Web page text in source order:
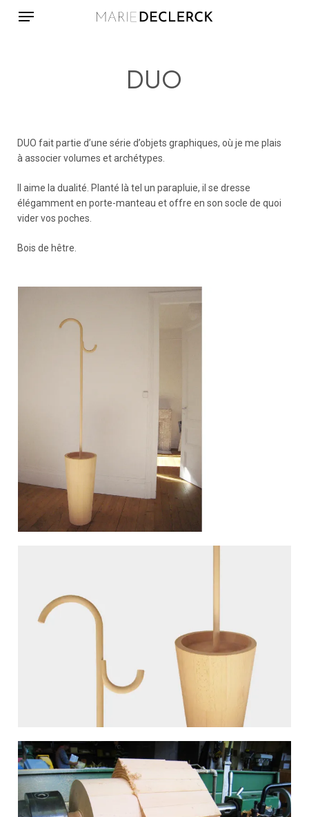
Menu
DUO
DUO fait partie d’une série d’objets graphiques, où je me plais
à associer volumes et archétypes.
Il aime la dualité. Planté là tel un parapluie, il se dresse
élégamment en porte-manteau et offre en son socle de quoi
vider vos poches.
Bois de hêtre.